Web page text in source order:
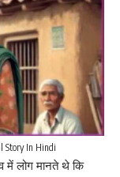
Story In Hindi
में लोग मानते थे कि